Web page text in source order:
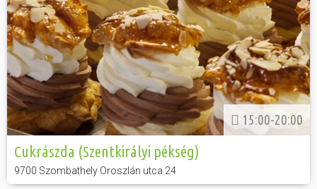
15:00-20:00
Cukrászda (Szentkirályi pékség)
9700 Szombathely Oroszlán utca 24